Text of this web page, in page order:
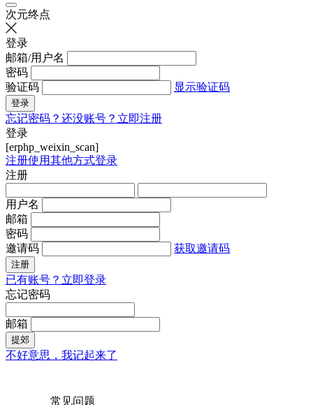
次元终点
登录
邮箱/用户名
密码
验证码
显示验证码
登录
忘记密码？ 还没账号？立即注册
登录
[erphp_weixin_scan]
注册使用其他方式登录
注册
用户名
邮箱
密码
邀请码
获取邀请码
注册
已有账号？立即登录
忘记密码
邮箱
提郊
不好意思，我记起来了
常见问题